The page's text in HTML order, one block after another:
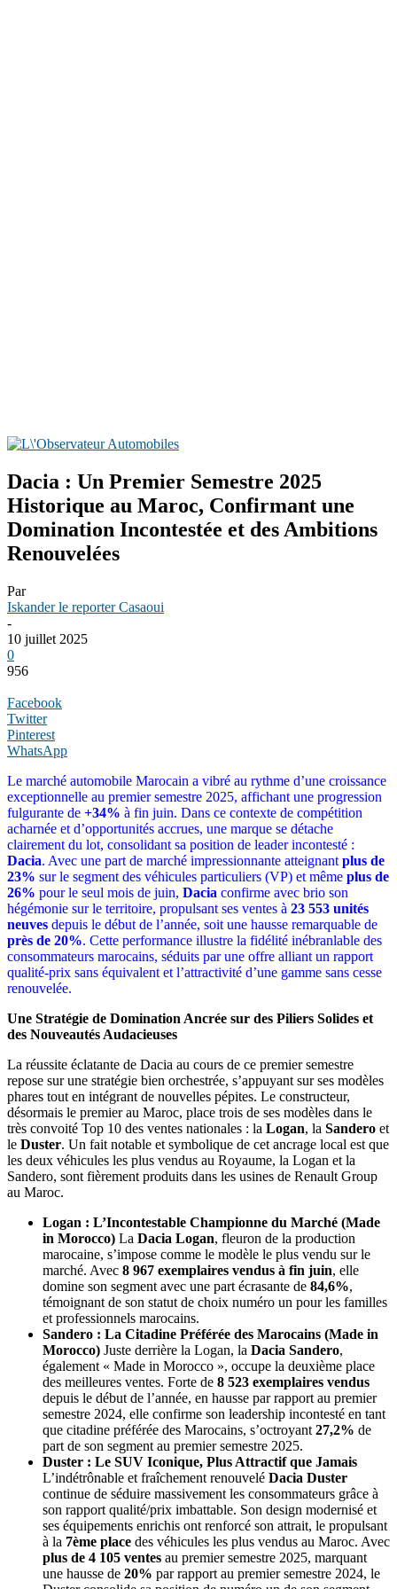
Dacia : Un Premier Semestre 2025
Historique au Maroc, Confirmant une
Domination Incontestée et des Ambitions
Renouvelées
Par
Iskander le reporter Casaoui
-
10 juillet 2025
0
956
Facebook
Twitter
Pinterest
WhatsApp
Le marché automobile Marocain a vibré au rythme d’une croissance
exceptionnelle au premier semestre 2025, affichant une progression
fulgurante de +34% à fin juin. Dans ce contexte de compétition
acharnée et d’opportunités accrues, une marque se détache
clairement du lot, consolidant sa position de leader incontesté :
Dacia. Avec une part de marché impressionnante atteignant plus de
23% sur le segment des véhicules particuliers (VP) et même plus de
26% pour le seul mois de juin, Dacia confirme avec brio son
hégémonie sur le territoire, propulsant ses ventes à 23 553 unités
neuves depuis le début de l’année, soit une hausse remarquable de
près de 20%. Cette performance illustre la fidélité inébranlable des
consommateurs marocains, séduits par une offre alliant un rapport
qualité-prix sans équivalent et l’attractivité d’une gamme sans cesse
renouvelée.
Une Stratégie de Domination Ancrée sur des Piliers Solides et
des Nouveautés Audacieuses
La réussite éclatante de Dacia au cours de ce premier semestre
repose sur une stratégie bien orchestrée, s’appuyant sur ses modèles
phares tout en intégrant de nouvelles pépites. Le constructeur,
désormais le premier au Maroc, place trois de ses modèles dans le
très convoité Top 10 des ventes nationales : la Logan, la Sandero et
le Duster. Un fait notable et symbolique de cet ancrage local est que
les deux véhicules les plus vendus au Royaume, la Logan et la
Sandero, sont fièrement produits dans les usines de Renault Group
au Maroc.
Logan : L’Incontestable Championne du Marché (Made
in Morocco) La Dacia Logan, fleuron de la production
marocaine, s’impose comme le modèle le plus vendu sur le
marché. Avec 8 967 exemplaires vendus à fin juin, elle
domine son segment avec une part écrasante de 84,6%,
témoignant de son statut de choix numéro un pour les familles
et professionnels marocains.
Sandero : La Citadine Préférée des Marocains (Made in
Morocco) Juste derrière la Logan, la Dacia Sandero,
également « Made in Morocco », occupe la deuxième place
des meilleures ventes. Forte de 8 523 exemplaires vendus
depuis le début de l’année, en hausse par rapport au premier
semestre 2024, elle confirme son leadership incontesté en tant
que citadine préférée des Marocains, s’octroyant 27,2% de
part de son segment au premier semestre 2025.
Duster : Le SUV Iconique, Plus Attractif que Jamais
L’indétrônable et fraîchement renouvelé Dacia Duster
continue de séduire massivement les consommateurs grâce à
son rapport qualité/prix imbattable. Son design modernisé et
ses équipements enrichis ont renforcé son attrait, le propulsant
à la 7ème place des véhicules les plus vendus au Maroc. Avec
plus de 4 105 ventes au premier semestre 2025, marquant
une hausse de 20% par rapport au premier semestre 2024, le